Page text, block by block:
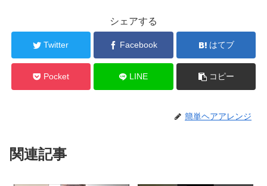
シェアする
Twitter Facebook はてブ
Pocket LINE コピー
簡単ヘアアレンジ
関連記事